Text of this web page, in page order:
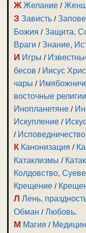
Ж Желание /
З Зависть /
Божия /Защита,
Враги /Знание,
И Игры /
бесов / Иисус
чары /
восточные религии
Инопланетяне /
Искупление /
/ Исповедничество
К Канонизация /
Катаклизмы /
Колдовство,
Крещение /
Л Лень,
Обман /Любовь.
М Магия /